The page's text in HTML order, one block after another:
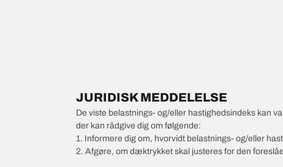
JURIDISK MEDDELELSE
De viste belastnings- og/eller hastighedsindeks kan
der kan rådgive dig om følgende:
1. Informere dig om, hvorvidt belastnings- og/eller
2. Afgøre, om dæktrykket skal justeres for den